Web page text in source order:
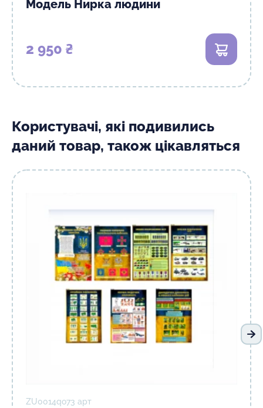
Модель Нирка людини
2 950 ₴ В кошик
Користувачі, які подивились
даний товар, також цікавляться
ZU0014qо73 арт